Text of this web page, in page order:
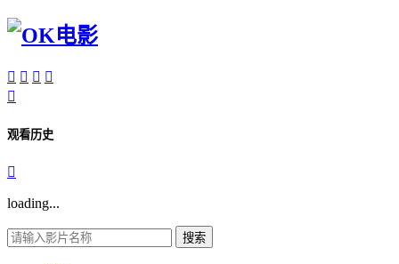
   

观看历史

loading...
搜索